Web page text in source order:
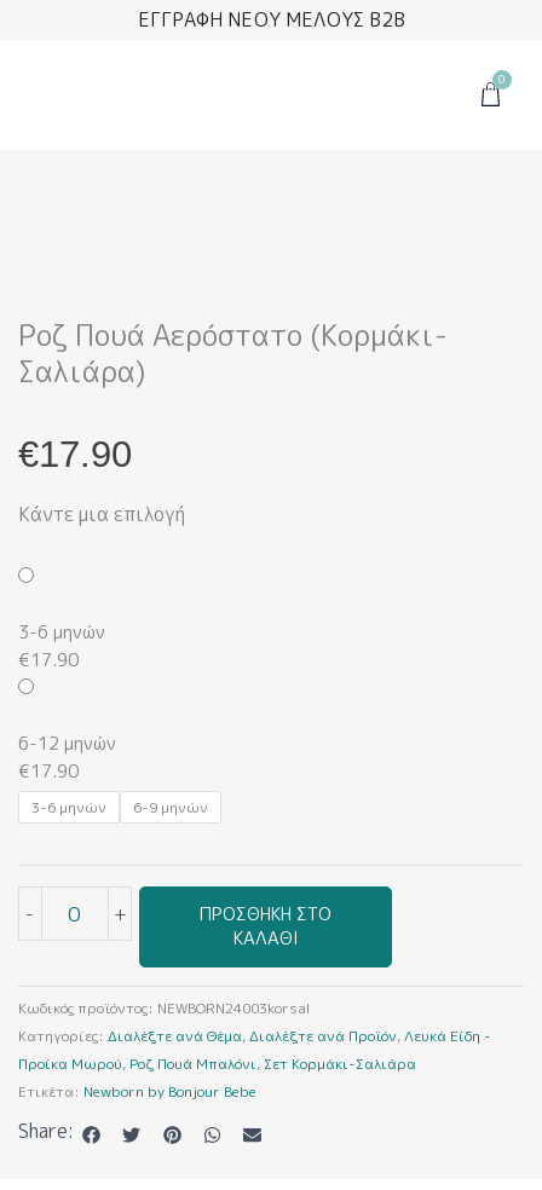
ΕΓΓΡΑΦΗ ΝΕΟΥ ΜΕΛΟΥΣ B2B
0
Cart
Ροζ Πουά Αερόστατο (Κορμάκι-
Σαλιάρα)
€17.90
Κάντε μια επιλογή
3-6 μηνών
€17.90
6-12 μηνών
€17.90
3-6 μηνών 6-9 μηνών
-
Ροζ
Αερόστατο
(Κορμάκι-
Σαλιάρα)
+
ΠΡΟΣΘΉΚΗ ΣΤΟ
ΚΑΛΆΘΙ
Κωδικός προϊόντος: NEWBORN24003korsal
Κατηγορίες: Διαλέξτε ανά Θέμα,Διαλέξτε ανά Προϊόν,Λευκά Είδη -
Προίκα Μωρού, Ροζ Πουά Μπαλόνι, Σετ Κορμάκι-Σαλιάρα
Ετικέτα: Newborn by Bonjour Bebe
Share: